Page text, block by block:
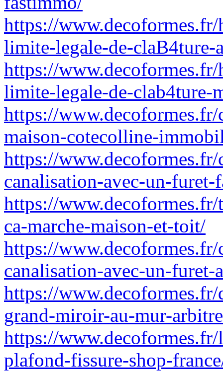
https://
limite-legale-de-claB4ture-
https://
limite-legale-de-clab4ture-
https://
maison-cotecolline-
https://
canalisation-avec-un-furet-
https://
ca-marche-maison-et-toit/
https://
canalisation-avec-un-furet-
https://
grand-miroir-au-mur-
https://
plafond-fissure-shop-